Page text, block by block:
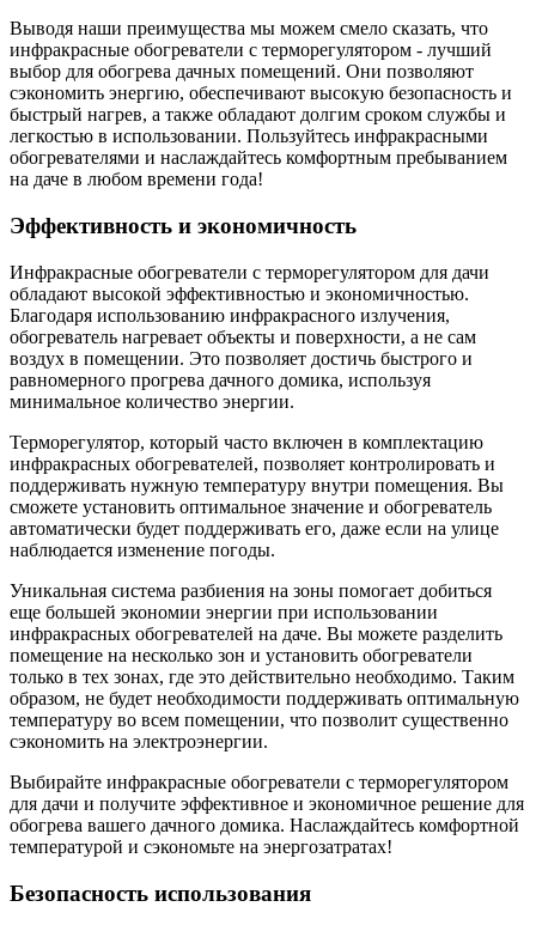
Выводя наши преимущества мы можем смело сказать, что
инфракрасные обогреватели с терморегулятором - лучший
выбор для обогрева дачных помещений. Они позволяют
сэкономить энергию, обеспечивают высокую безопасность и
быстрый нагрев, а также обладают долгим сроком службы и
легкостью в использовании. Пользуйтесь инфракрасными
обогревателями и наслаждайтесь комфортным пребыванием
на даче в любом времени года!
Эффективность и экономичность
Инфракрасные обогреватели с терморегулятором для дачи
обладают высокой эффективностью и экономичностью.
Благодаря использованию инфракрасного излучения,
обогреватель нагревает объекты и поверхности, а не сам
воздух в помещении. Это позволяет достичь быстрого и
равномерного прогрева дачного домика, используя
минимальное количество энергии.
Терморегулятор, который часто включен в комплектацию
инфракрасных обогревателей, позволяет контролировать и
поддерживать нужную температуру внутри помещения. Вы
сможете установить оптимальное значение и обогреватель
автоматически будет поддерживать его, даже если на улице
наблюдается изменение погоды.
Уникальная система разбиения на зоны помогает добиться
еще большей экономии энергии при использовании
инфракрасных обогревателей на даче. Вы можете разделить
помещение на несколько зон и установить обогреватели
только в тех зонах, где это действительно необходимо. Таким
образом, не будет необходимости поддерживать оптимальную
температуру во всем помещении, что позволит существенно
сэкономить на электроэнергии.
Выбирайте инфракрасные обогреватели с терморегулятором
для дачи и получите эффективное и экономичное решение для
обогрева вашего дачного домика. Наслаждайтесь комфортной
температурой и сэкономьте на энергозатратах!
Безопасность использования